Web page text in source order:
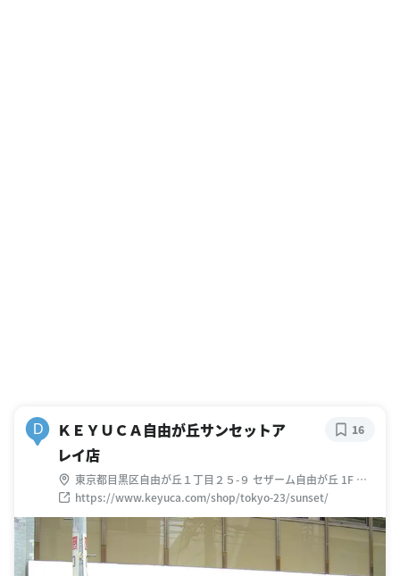
D
ＫＥＹＵＣＡ自由が丘サンセットア
レイ店
東京都目黒区自由が丘１丁目２５-９ セザーム自由が丘 1F ビ
ル
https://www.keyuca.com/shop/tokyo-23/sunset/
16